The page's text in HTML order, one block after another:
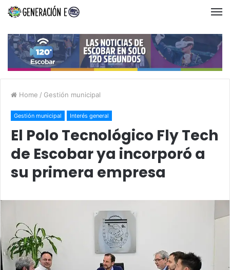
Home / Gestión municipal
Gestión municipal Interés general
El Polo Tecnológico Fly Tech
de Escobar ya incorporó a
su primera empresa